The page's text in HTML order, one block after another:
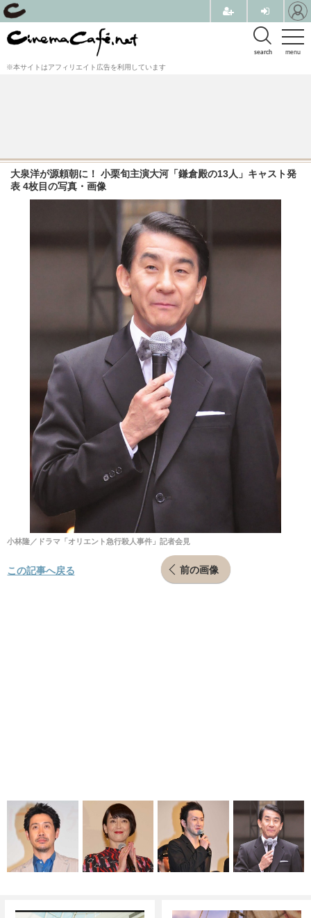
menu
search
※本サイトはアフィリエイト広告を利用しています
大泉洋が源頼朝に！ 小栗旬主演大河「鎌倉殿の13人」キャスト発
表 4枚目の写真・画像
小林隆／ドラマ「オリエント急行殺人事件」記者会見
前の画像
この記事へ戻る